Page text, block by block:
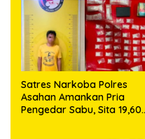
Satres Narkoba Polres
Asahan Amankan Pria
Pengedar Sabu, Sita 19,60